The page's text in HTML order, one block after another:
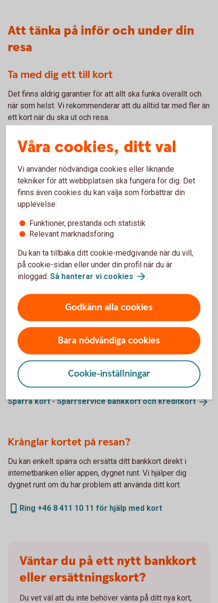
Att tänka på inför och under din
resa
Ta med dig ett till kort
Det finns aldrig garantier för att allt ska funka överallt och
när som helst. Vi rekommenderar att du alltid tar med fler än
ett kort när du ska ut och resa.
Kort – vilket passar dig?
Extra trygghet med kortförsäkringen
När du betalar resan med kortet får du den kompletterande
trygghet när du ska ut och resa. Fullständiga villkor hittar du
i försäkringsvillkoren kopplade till ditt kort.
Kompletterande kortförsäkringen
Behöver du spärra ditt kort?
Om du förlorar ditt kort eller upptäcker obehöriga
korttransaktioner ska du spärra kortet omedelbart. Du kan
enkelt spärra och ersätta ditt bankkort direkt i
internetbanken eller appen, dygnet runt. Du kan också ringa
till oss för att spärra kortet. Kreditkort spärras alltid via
telefon.
Spärra kort - Spärrservice bankkort ochkreditkort
Krånglar kortet på resan?
Du kan enkelt spärra och ersätta ditt bankkort direkt i
internetbanken eller appen, dygnet runt. Vi hjälper dig
dygnet runt om du har problem att använda ditt kort.
Ring +46 8 411 10 11 för hjälp med kort
Väntar du på ett nytt bankkort
eller ersättningskort?
Du vet väl att du inte behöver vänta på ditt nya kort,
Våra cookies, ditt val
Vi använder nödvändiga cookies eller liknande
tekniker för att webbplatsen ska fungera för dig. Det
finns även cookies du kan välja som förbättrar din
upplevelse:
Funktioner, prestanda och statistik
Relevant marknadsföring
Du kan ta tillbaka ditt cookie-medgivande när du vill,
på cookie-sidan eller under din profil när du är
inloggad. Så hanterar vi cookies .
Godkänn alla cookies
Bara nödvändiga cookies
Cookie-inställningar